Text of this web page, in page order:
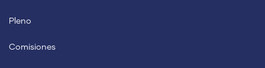
Pleno
Comisiones